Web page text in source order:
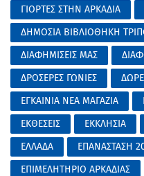
ΓΙΟΡΤΕΣ ΣΤΗΝ ΑΡΚΑΔΙΑ
ΔΗΜΟΣΙΑ ΒΙΒΛΙΟΘΗΚΗ
ΔΙΑΦΗΜΙΣΕΙΣ ΜΑΣ
ΔΡΟΣΕΡΕΣ ΓΩΝΙΕΣ
ΕΓΚΑΙΝΙΑ ΝΕΑ ΜΑΓΑΖΙΑ
ΕΚΘΕΣΕΙΣ
ΕΚΚΛΗΣΙΑ
ΕΛΛΑΔΑ
ΕΠΑΝΑΣΤΑΣΗ
ΕΠΙΜΕΛΗΤΗΡΙΟ ΑΡΚΑΔΙΑΣ